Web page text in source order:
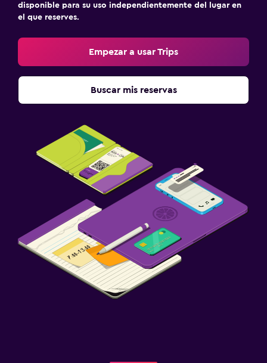
disponible para su uso independientemente del lugar en
el que reserves.
Empezar a usar Trips
Buscar mis reservas